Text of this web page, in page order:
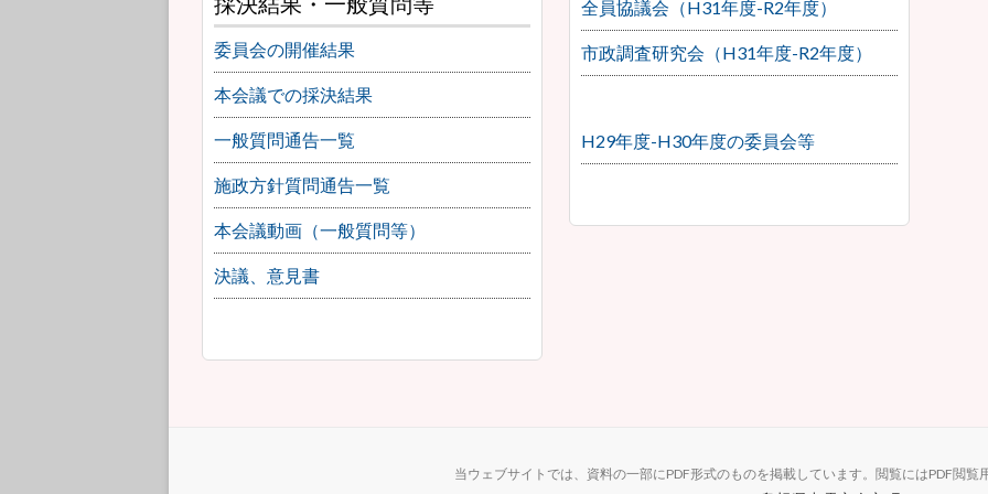
委員会の開催結果
本会議での採決結果
一般質問通告一覧
施政方針質問通告一覧
本会議動画（一般質問等）
決議、意見書
全員協議会（H31年度-R2年度）
市政調査研究会（H31年度-R2年度）
H29年度-H30年度の委員会等
当ウェブサイトでは、資料の一部にPDF形式のものを掲載しています。閲覧にはPDF閲覧